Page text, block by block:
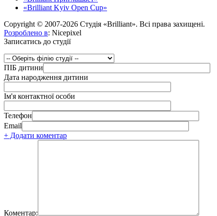
«Brilliant Kyiv Open Cup»
Copyright © 2007-2026 Студія «Brilliant». Всі права захищені.
Розроблено в: Nicepixel
Записатись до студії
ПІБ дитини
Дата народження дитини
Ім'я контактної особи
Телефон
Email
+ Додати коментар
Коментар: